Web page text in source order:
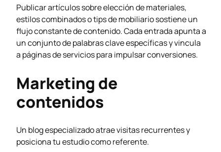
Publicar artículos sobre elección de materiales,
estilos combinados o tips de mobiliario sostiene un
flujo constante de contenido. Cada entrada apunta a
un conjunto de palabras clave específicas y vincula
a páginas de servicios para impulsar conversiones.
Marketing de
contenidos
Un blog especializado atrae visitas recurrentes y
posiciona tu estudio como referente.